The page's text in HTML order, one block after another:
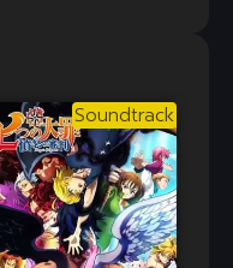
Soundtrack